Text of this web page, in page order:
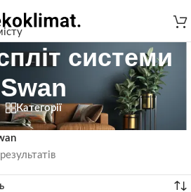
системи
Swan
Категорії
спліт системи